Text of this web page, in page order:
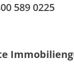
589 0225